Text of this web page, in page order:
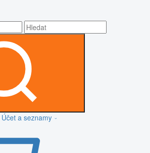
Účet a seznamy